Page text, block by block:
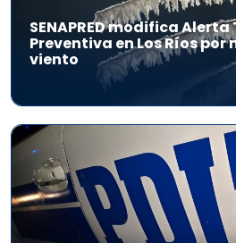
SENAPRED modifica
Preventiva en Los Ríos
viento